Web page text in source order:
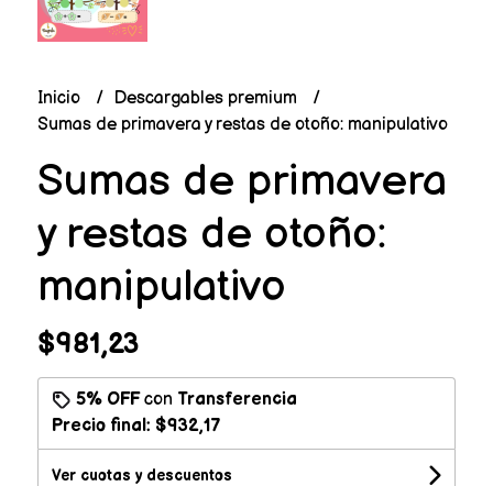
Inicio
Descargables premium
Sumas de primavera y restas de otoño: manipulativo
Sumas de primavera
y restas de otoño:
manipulativo
$981,23
5% OFFcon Transferencia
Precio final: $932,17
Ver cuotas y descuentos